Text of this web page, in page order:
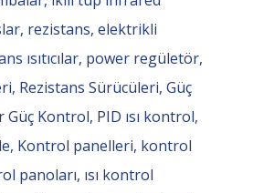
rezistans, elektrikli
ısıtıcılar, power regületör,
Rezistans Sürücüleri, Güç
Kontrol, PID ısı kontrol,
Kontrol panelleri, kontrol
panoları, ısı kontrol